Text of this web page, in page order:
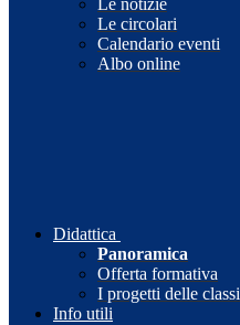
Le notizie
Le circolari
Calendario eventi
Albo online
Didattica
Panoramica
Offerta formativa
I progetti delle classi
Info utili